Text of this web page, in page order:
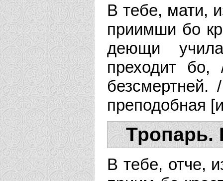
В тебе, мати,
приимши бо
деющи
преходит
преподобная
Тропарь.
В тебе, отче,